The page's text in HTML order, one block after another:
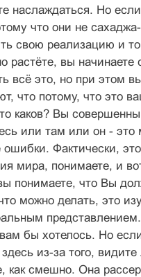
наслаждаться. Но
что они не
свою реализацию и
растёте, вы
всё это, но при этом
что потому, что это
каков? Вы
или там или он -
Фактически,
мира, понимаете, и
понимаете, что Вы
можно делать, это
бы хотелось. Но
из-за того,
смешно. Она